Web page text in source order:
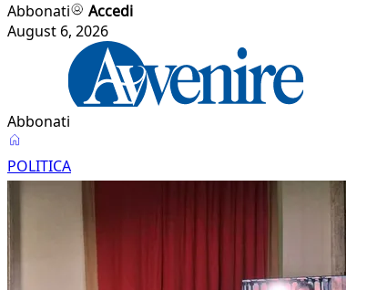
Abbonati
Accedi
August 6, 2026
Abbonati
Politica
POLITICA